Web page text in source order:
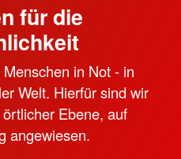
für die
in Not - in
Welt. Hierfür sind wir
Ebene, auf
angewiesen.